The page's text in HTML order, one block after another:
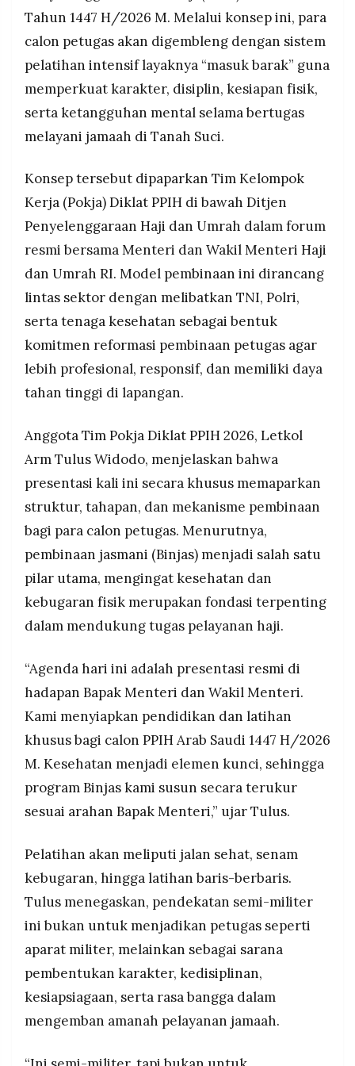
PRAMUDITA
Resolusi.co
2026
PRAMUDITA
dan mitigasi risiko operasional haji.
Disiplin yang dibangun berorientasi pada
pelayanan jamaah agar petugas lebih profesional,
sigap, tangguh, dan tetap humanis.
Tahun 1447 H/2026 M. Melalui konsep ini, para
calon petugas akan digembleng dengan sistem
pelatihan intensif layaknya “masuk barak” guna
memperkuat karakter, disiplin, kesiapan fisik,
serta ketangguhan mental selama bertugas
melayani jamaah di Tanah Suci.
Konsep tersebut dipaparkan Tim Kelompok
Kerja (Pokja) Diklat PPIH di bawah Ditjen
Penyelenggaraan Haji dan Umrah dalam forum
resmi bersama Menteri dan Wakil Menteri Haji
dan Umrah RI. Model pembinaan ini dirancang
lintas sektor dengan melibatkan TNI, Polri,
serta tenaga kesehatan sebagai bentuk
komitmen reformasi pembinaan petugas agar
lebih profesional, responsif, dan memiliki daya
tahan tinggi di lapangan.
Anggota Tim Pokja Diklat PPIH 2026, Letkol
Arm Tulus Widodo, menjelaskan bahwa
presentasi kali ini secara khusus memaparkan
struktur, tahapan, dan mekanisme pembinaan
bagi para calon petugas. Menurutnya,
pembinaan jasmani (Binjas) menjadi salah satu
pilar utama, mengingat kesehatan dan
kebugaran fisik merupakan fondasi terpenting
dalam mendukung tugas pelayanan haji.
“Agenda hari ini adalah presentasi resmi di
hadapan Bapak Menteri dan Wakil Menteri.
Kami menyiapkan pendidikan dan latihan
khusus bagi calon PPIH Arab Saudi 1447 H/2026
M. Kesehatan menjadi elemen kunci, sehingga
program Binjas kami susun secara terukur
sesuai arahan Bapak Menteri,” ujar Tulus.
Pelatihan akan meliputi jalan sehat, senam
kebugaran, hingga latihan baris-berbaris.
Tulus menegaskan, pendekatan semi-militer
ini bukan untuk menjadikan petugas seperti
aparat militer, melainkan sebagai sarana
pembentukan karakter, kedisiplinan,
kesiapsiagaan, serta rasa bangga dalam
mengemban amanah pelayanan jamaah.